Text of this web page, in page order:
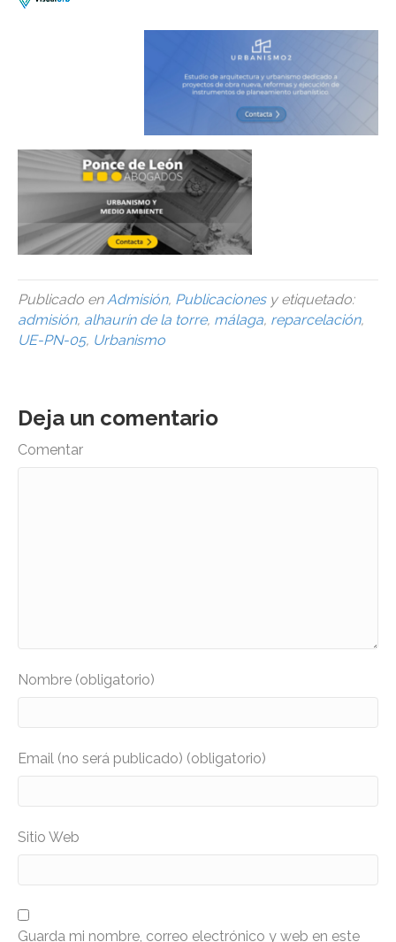
Publicado en Admisión, Publicacionesy etiquetado:
admisión, alhaurín de la torre, málaga, reparcelación,
UE-PN-05, Urbanismo
Deja un comentario
Comentar
Nombre (obligatorio)
Email (no será publicado) (obligatorio)
Sitio Web
Guarda mi nombre, correo electrónico y web en este